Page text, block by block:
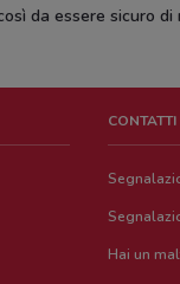
da essere sicuro
CONTATTI
Hai un